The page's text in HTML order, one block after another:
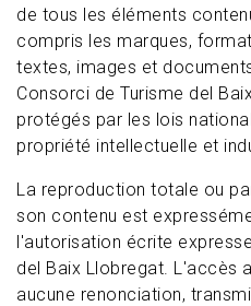
de tous les éléments
compris les marques,
textes, images et
Consorci de Turisme del
protégés par les lois
propriété intellectuelle et
La reproduction totale ou
son contenu est
l'autorisation écrite
del Baix Llobregat. L'accès
aucune renonciation,